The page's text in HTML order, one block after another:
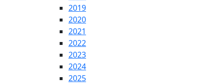
2019
2020
2021
2022
2023
2024
2025